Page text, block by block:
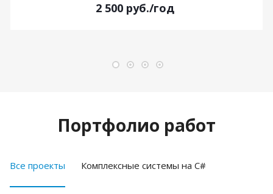
2 500 руб./год
Портфолио работ
Все проекты Комплексные системы на C#